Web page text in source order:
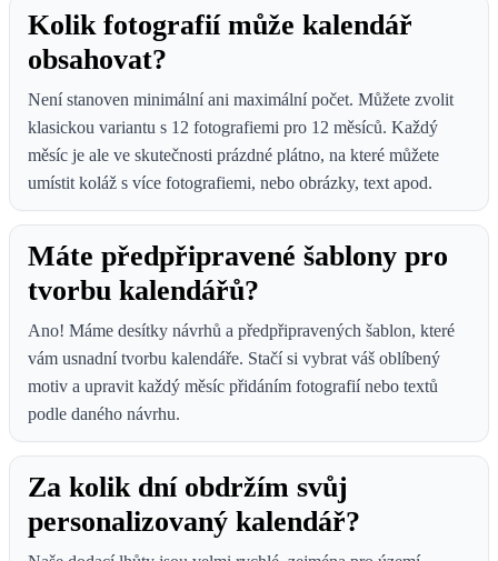
Kolik fotografií může kalendář
obsahovat?
Není stanoven minimální ani maximální počet. Můžete zvolit
klasickou variantu s 12 fotografiemi pro 12 měsíců. Každý
měsíc je ale ve skutečnosti prázdné plátno, na které můžete
umístit koláž s více fotografiemi, nebo obrázky, text apod.
Máte předpřipravené šablony pro
tvorbu kalendářů?
Ano! Máme desítky návrhů a předpřipravených šablon, které
vám usnadní tvorbu kalendáře. Stačí si vybrat váš oblíbený
motiv a upravit každý měsíc přidáním fotografií nebo textů
podle daného návrhu.
Za kolik dní obdržím svůj
personalizovaný kalendář?